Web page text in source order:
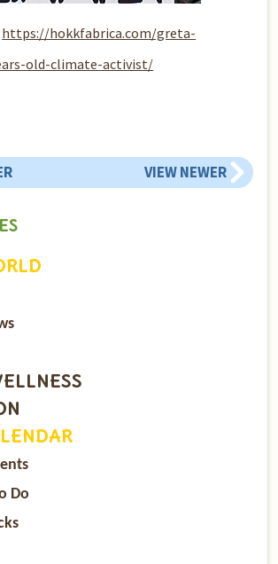
https://hokkfabrica.com/greta-
old-climate-activist/
VIEW NEWER
Do